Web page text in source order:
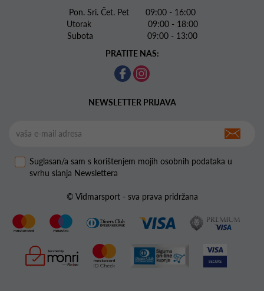
Pon. Sri. Čet. Pet 09:00 - 16:00
Utorak 09:00 - 18:00
Subota 09:00 - 13:00
PRATITE NAS:
NEWSLETTER PRIJAVA
Suglasan/a sam s korištenjem mojih osobnih podataka u
svrhu slanja Newslettera
© Vidmarsport - sva prava pridržana